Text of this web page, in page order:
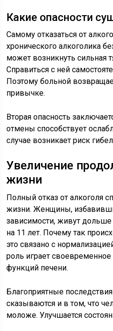
Какие опасности
Самому отказаться от
хронического алкоголика
может возникнуть сильная
Справиться с ней
Поэтому больной
привычке.
Вторая опасность
отмены способствует
случае возникает риск
Увеличение
жизни
Полный отказ от алкоголя
жизни. Женщины,
зависимости, живут
на 11 лет. Почему так
это связано с
роль играет
функций печени.
Благоприятные
сказываются и в том, что
моложе. Улучшается